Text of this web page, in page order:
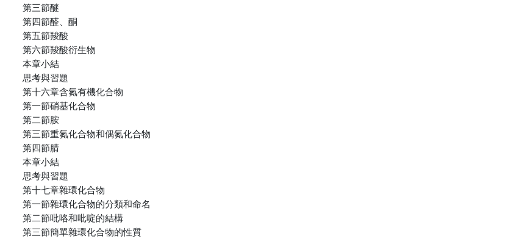
第三節醚
第四節醛、酮
第五節羧酸
第六節羧酸衍生物
本章小結
思考與習題
第十六章含氮有機化合物
第一節硝基化合物
第二節胺
第三節重氮化合物和偶氮化合物
第四節腈
本章小結
思考與習題
第十七章雜環化合物
第一節雜環化合物的分類和命名
第二節吡咯和吡啶的結構
第三節簡單雜環化合物的性質